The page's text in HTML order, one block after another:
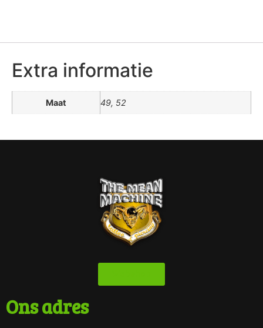
Extra informatie
Maat 49, 52
Ons adres